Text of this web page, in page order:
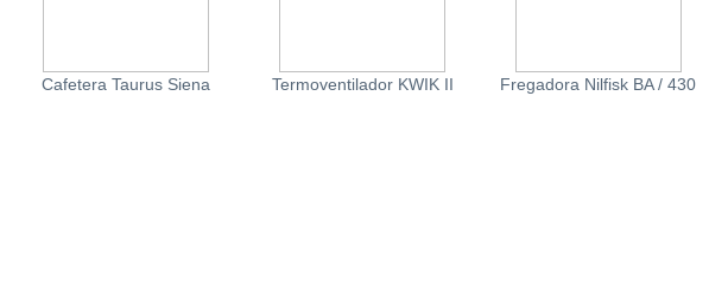
Cafetera Taurus Siena Termoventilador KWIK II Fregadora Nilfisk BA / 430